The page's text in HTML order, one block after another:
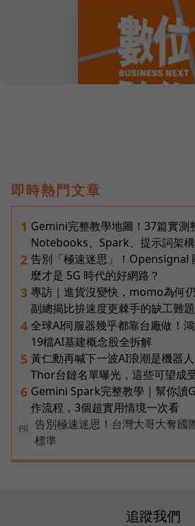
即時熱門文章
1 Gemini完整教學地圖！37篇實測
Notebooks、Spark、提示詞架
2 告別「極速迷思」！Opensignal
麼才是 5G 時代的好網路？
3 專訪｜進貨沒變快，momo為何
副總揭比拚速度更棘手的缺工難題
4 全球AI伺服器幾乎都靠台廠做！
19檔AI基建概念股全拆解
5 黃仁勳再喊下一波AI浪潮是機器
Thor台鏈名單曝光，這些可望成
6 Gemini Spark完整教學｜幫你讀
作流程，3個超實用情境一次看
PR
告別極速迷思！台灣大哥大奪國
標準
追蹤我們